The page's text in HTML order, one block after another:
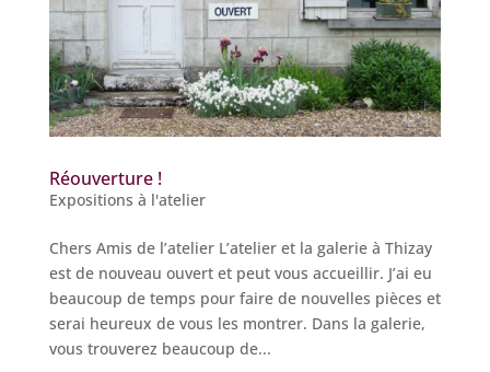
Réouverture !
Expositions à l'atelier
Chers Amis de l’atelier L’atelier et la galerie à Thizay
est de nouveau ouvert et peut vous accueillir. J’ai eu
beaucoup de temps pour faire de nouvelles pièces et
serai heureux de vous les montrer. Dans la galerie,
vous trouverez beaucoup de...